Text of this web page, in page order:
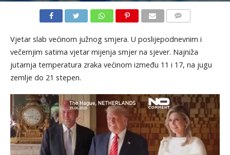
Vjetar slab većinom južnog smjera. U poslijepodnevnim i
večernjim satima vjetar mijenja smjer na sjever. Najniža
jutarnja temperatura zraka većinom između 11 i 17, na jugu
zemlje do 21 stepen.